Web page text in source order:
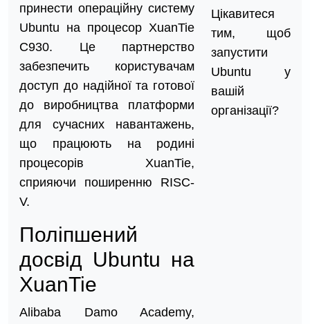
принести операційну систему
Ubuntu на процесор XuanTie
C930. Це партнерство
забезпечить користувачам
доступ до надійної та готової
до виробництва платформи
для сучасних навантажень,
що працюють на родині
процесорів XuanTie,
сприяючи поширенню RISC-
V.
Поліпшений
досвід Ubuntu на
XuanTie
Alibaba Damo Academy,
Цікавитеся
тим, щоб
запустити
Ubuntu у
вашій
організації?